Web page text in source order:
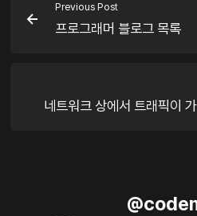
Previous Post
프로그래머 블로그 목록
네트워크 상에서 트래픽이
@